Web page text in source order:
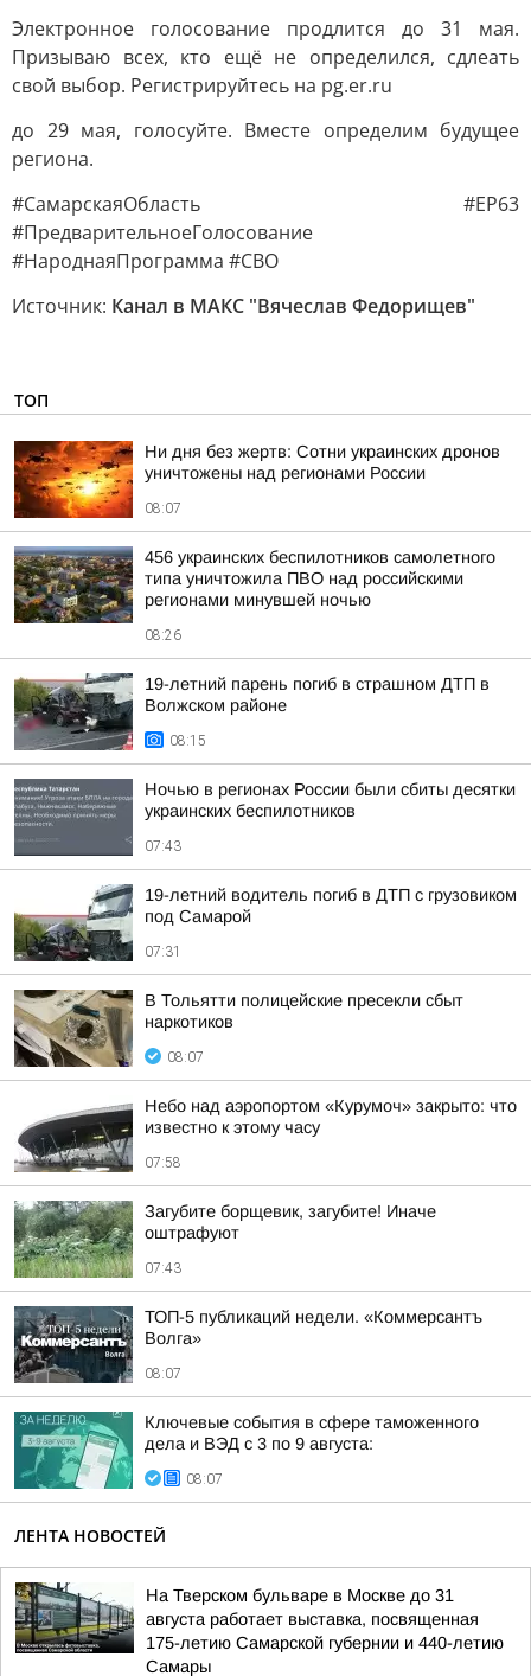
Электронное голосование продлится до 31 мая.
Призываю всех, кто ещё не определился, сдлеать
свой выбор. Регистрируйтесь на pg.er.ru
до 29 мая, голосуйте. Вместе определим будущее
региона.
#СамарскаяОбласть #ЕР63
#ПредварительноеГолосование
#НароднаяПрограмма #СВО
Источник: Канал в МАКС "Вячеслав Федорищев"
ТОП
Ни дня без жертв: Сотни украинских дронов
уничтожены над регионами России
08:07
456 украинских беспилотников самолетного
типа уничтожила ПВО над российскими
регионами минувшей ночью
08:26
19-летний парень погиб в страшном ДТП в
Волжском районе
08:15
Ночью в регионах России были сбиты десятки
украинских беспилотников
07:43
19-летний водитель погиб в ДТП с грузовиком
под Самарой
07:31
В Тольятти полицейские пресекли сбыт
наркотиков
08:07
Небо над аэропортом «Курумоч» закрыто: что
известно к этому часу
07:58
Загубите борщевик, загубите! Иначе
оштрафуют
07:43
ТОП-5 публикаций недели. «Коммерсантъ
Волга»
08:07
Ключевые события в сфере таможенного
дела и ВЭД с 3 по 9 августа:
08:07
ЛЕНТА НОВОСТЕЙ
На Тверском бульваре в Москве до 31
августа работает выставка, посвященная
175-летию Самарской губернии и 440-летию
Самары